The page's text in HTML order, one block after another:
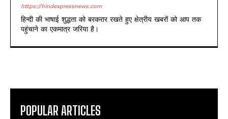
https://hindexpressnews.com
हिन्दी की भाषाई शुद्धता को बरकरार रखते हुए क्षेत्रीय खबरों को आप तक
पहुंचाने का एकमात्र जरिया है।
POPULAR ARTICLES